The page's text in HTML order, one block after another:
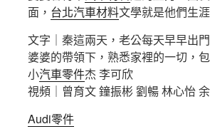
面， 台北汽車材料文學就是他們生
文字｜秦這兩天，老公每天早早出
婆婆的帶領下，熟悉家裡的一切，
小汽車零件杰 李可欣
視頻｜曾育文 鐘振彬 劉暢 林心怡
Audi零件